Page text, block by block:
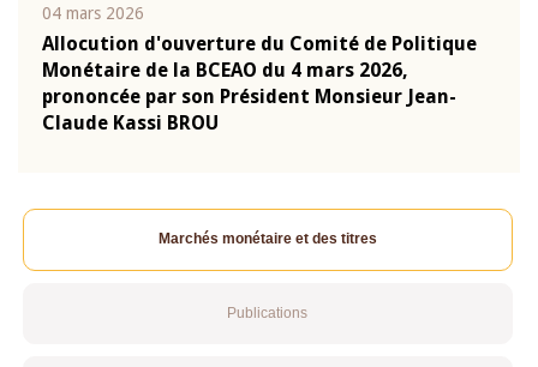
04 mars 2026
Allocution d'ouverture du Comité de Politique
Monétaire de la BCEAO du 4 mars 2026,
prononcée par son Président Monsieur Jean-
Claude Kassi BROU
Marchés monétaire et des titres
Publications